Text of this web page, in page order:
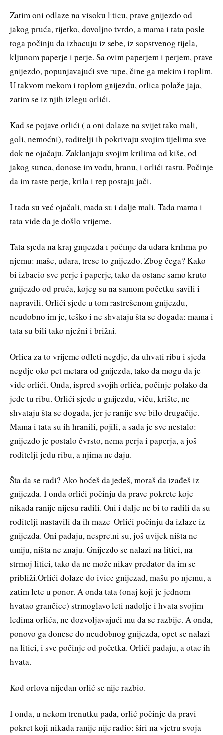
Zatim oni odlaze na visoku liticu, prave gnijezdo od
jakog pruća, rijetko, dovoljno tvrdo, a mama i tata posle
toga počinju da izbacuju iz sebe, iz sopstvenog tijela,
kljunom paperje i perje. Sa ovim paperjem i perjem, prave
gnijezdo, popunjavajući sve rupe, čine ga mekim i toplim.
U takvom mekom i toplom gnijezdu, orlica polaže jaja,
zatim se iz njih izlegu orlići.
Kad se pojave orlići ( a oni dolaze na svijet tako mali,
goli, nemoćni), roditelji ih pokrivaju svojim tijelima sve
dok ne ojačaju. Zaklanjaju svojim krilima od kiše, od
jakog sunca, donose im vodu, hranu, i orlići rastu. Počinje
da im raste perje, krila i rep postaju jači.
I tada su već ojačali, mada su i dalje mali. Tada mama i
tata vide da je došlo vrijeme.
Tata sjeda na kraj gnijezda i počinje da udara krilima po
njemu: maše, udara, trese to gnijezdo. Zbog čega? Kako
bi izbacio sve perje i paperje, tako da ostane samo kruto
gnijezdo od pruća, kojeg su na samom početku savili i
napravili. Orlići sjede u tom rastrešenom gnijezdu,
neudobno im je, teško i ne shvataju šta se događa: mama i
tata su bili tako nježni i brižni.
Orlica za to vrijeme odleti negdje, da uhvati ribu i sjeda
negdje oko pet metara od gnijezda, tako da mogu da je
vide orlići. Onda, ispred svojih orlića, počinje polako da
jede tu ribu. Orlići sjede u gnijezdu, viču, krište, ne
shvataju šta se događa, jer je ranije sve bilo drugačije.
Mama i tata su ih hranili, pojili, a sada je sve nestalo:
gnijezdo je postalo čvrsto, nema perja i paperja, a još
roditelji jedu ribu, a njima ne daju.
Šta da se radi? Ako hoćeš da jedeš, moraš da izađeš iz
gnijezda. I onda orlići počinju da prave pokrete koje
nikada ranije nijesu radili. Oni i dalje ne bi to radili da su
roditelji nastavili da ih maze. Orlići počinju da izlaze iz
gnijezda. Oni padaju, nespretni su, još uvijek ništa ne
umiju, ništa ne znaju. Gnijezdo se nalazi na litici, na
strmoj litici, tako da ne može nikav predator da im se
približi.Orlići dolaze do ivice gnijezad, mašu po njemu, a
zatim lete u ponor. A onda tata (onaj koji je jednom
hvatao grančice) strmoglavo leti nadolje i hvata svojim
leđima orlića, ne dozvoljavajući mu da se razbije. A onda,
ponovo ga donese do neudobnog gnijezda, opet se nalazi
na litici, i sve počinje od početka. Orlići padaju, a otac ih
hvata.
Kod orlova nijedan orlić se nije razbio.
I onda, u nekom trenutku pada, orlić počinje da pravi
pokret koji nikada ranije nije radio: širi na vjetru svoja